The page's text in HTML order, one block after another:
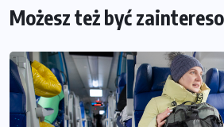
Możesz też być